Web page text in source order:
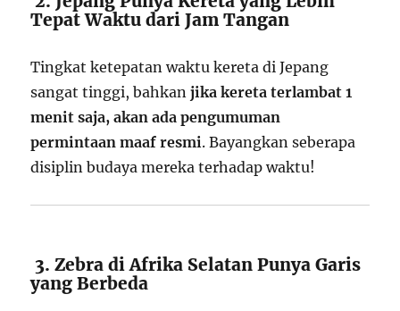
Tepat Waktu dari Jam Tangan
Tingkat ketepatan waktu kereta di Jepang
sangat tinggi, bahkanjika kereta terlambat 1
menit saja, akan ada pengumuman
permintaan maaf resmi. Bayangkan seberapa
disiplin budaya mereka terhadap waktu!
3. Zebra di Afrika Selatan Punya Garis
yang Berbeda